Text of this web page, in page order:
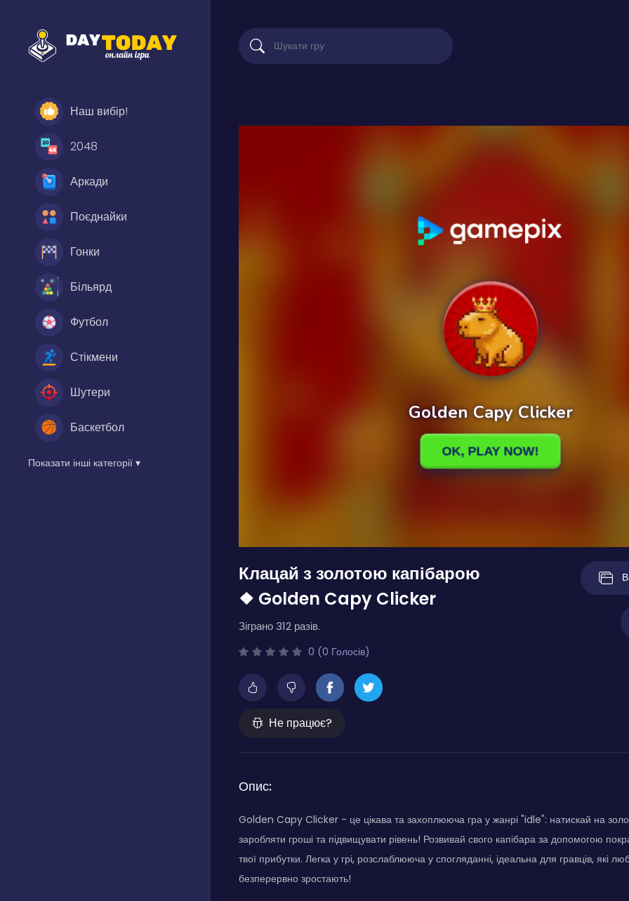
Наш вибір!
2048
Аркади
Поєднайки
Гонки
Більярд
Футбол
Стікмени
Шутери
Баскетбол
Показати інші категорії ▾
Клацай з золотою капібарою
❖ Golden Capy Clicker
Зіграно 312 разів.
0 (0 Голосів)
Не працює?
Опис:
Golden Capy Clicker - це цікава та захоплююча гра у жанрі "idle": натискай на
заробляти гроші та підвищувати рівень! Розвивай свого капібара за допомогою
твої прибутки. Легка у грі, розслаблююча у спогляданні, ідеальна для гравців, які
безперервно зростають!